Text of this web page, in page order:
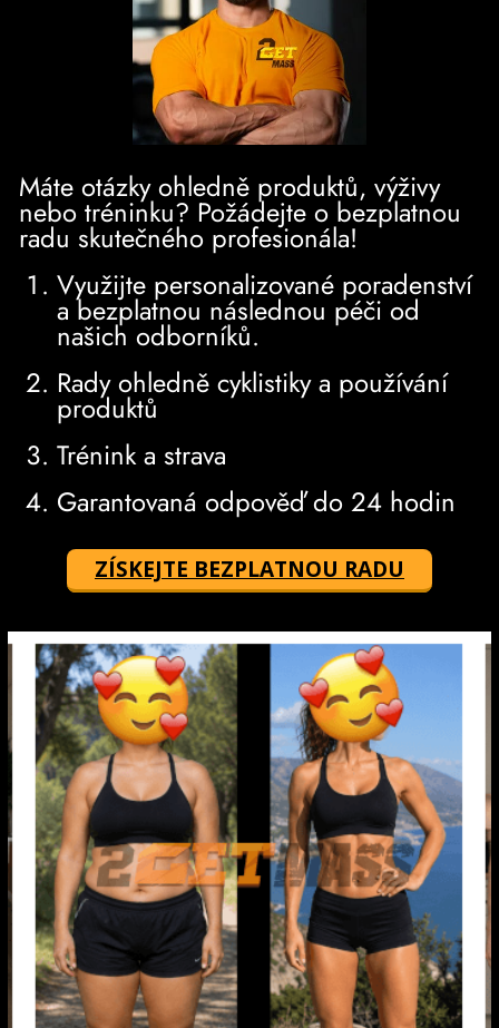
Máte otázky ohledně produktů, výživy
nebo tréninku? Požádejte o bezplatnou
radu skutečného profesionála!
Využijte personalizované poradenství
a bezplatnou následnou péči od
našich odborníků.
Rady ohledně cyklistiky a používání
produktů
Trénink a strava
Garantovaná odpověď do 24 hodin
ZÍSKEJTE BEZPLATNOU RADU